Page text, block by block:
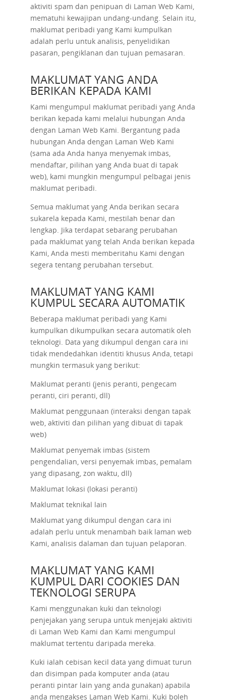
aktiviti spam dan penipuan di Laman Web Kami,
mematuhi kewajipan undang-undang. Selain itu,
maklumat peribadi yang Kami kumpulkan
adalah perlu untuk analisis, penyelidikan
pasaran, pengiklanan dan tujuan pemasaran.
MAKLUMAT YANG ANDA
BERIKAN KEPADA KAMI
Kami mengumpul maklumat peribadi yang Anda
berikan kepada kami melalui hubungan Anda
dengan Laman Web Kami. Bergantung pada
hubungan Anda dengan Laman Web Kami
(sama ada Anda hanya menyemak imbas,
mendaftar, pilihan yang Anda buat di tapak
web), kami mungkin mengumpul pelbagai jenis
maklumat peribadi.
Semua maklumat yang Anda berikan secara
sukarela kepada Kami, mestilah benar dan
lengkap. Jika terdapat sebarang perubahan
pada maklumat yang telah Anda berikan kepada
Kami, Anda mesti memberitahu Kami dengan
segera tentang perubahan tersebut.
MAKLUMAT YANG KAMI
KUMPUL SECARA AUTOMATIK
Beberapa maklumat peribadi yang Kami
kumpulkan dikumpulkan secara automatik oleh
teknologi. Data yang dikumpul dengan cara ini
tidak mendedahkan identiti khusus Anda, tetapi
mungkin termasuk yang berikut:
Maklumat peranti (jenis peranti, pengecam
peranti, ciri peranti, dll)
Maklumat penggunaan (interaksi dengan tapak
web, aktiviti dan pilihan yang dibuat di tapak
web)
Maklumat penyemak imbas (sistem
pengendalian, versi penyemak imbas, pemalam
yang dipasang, zon waktu, dll)
Maklumat lokasi (lokasi peranti)
Maklumat teknikal lain
Maklumat yang dikumpul dengan cara ini
adalah perlu untuk menambah baik laman web
Kami, analisis dalaman dan tujuan pelaporan.
MAKLUMAT YANG KAMI
KUMPUL DARI COOKIES DAN
TEKNOLOGI SERUPA
Kami menggunakan kuki dan teknologi
penjejakan yang serupa untuk menjejaki aktiviti
di Laman Web Kami dan Kami mengumpul
maklumat tertentu daripada mereka.
Kuki ialah cebisan kecil data yang dimuat turun
dan disimpan pada komputer anda (atau
peranti pintar lain yang anda gunakan) apabila
anda mengakses Laman Web Kami. Kuki boleh